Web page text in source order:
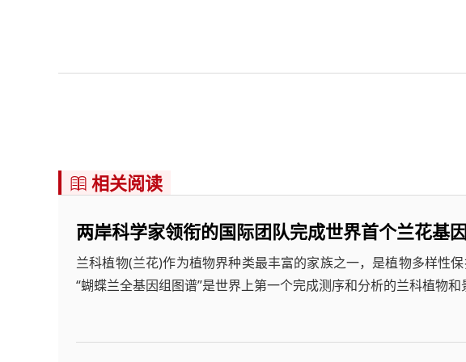
 相关阅读
两岸科学家领衔的国际团队完成世界首个兰花基
兰科植物(兰花)作为植物界种类最丰富的家族之一，是植物多样性保
“蝴蝶兰全基因组图谱”是世界上第一个完成测序和分析的兰科植物和